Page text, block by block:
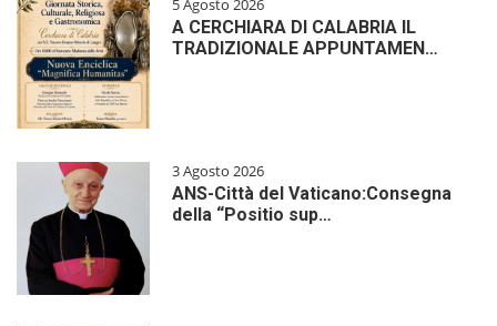
5 Agosto 2026
A CERCHIARA DI CALABRIA IL
TRADIZIONALE APPUNTAMEN…
3 Agosto 2026
ANS-Città del Vaticano:Consegna
della “Positio sup…